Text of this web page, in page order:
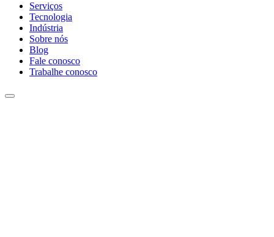
Serviços
Tecnologia
Indústria
Sobre nós
Blog
Fale conosco
Trabalhe conosco